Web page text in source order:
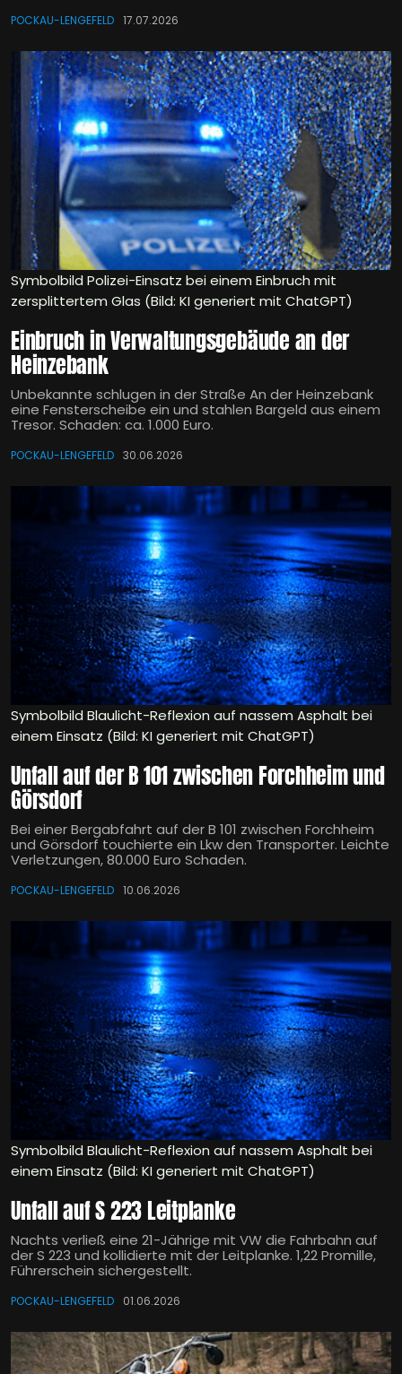
POCKAU-LENGEFELD 17.07.2026
Symbolbild Polizei-Einsatz bei einem Einbruch mit
zersplittertem Glas (Bild: KI generiert mit ChatGPT)
Einbruch in Verwaltungsgebäude an der
Heinzebank
Unbekannte schlugen in der Straße An der Heinzebank
eine Fensterscheibe ein und stahlen Bargeld aus einem
Tresor. Schaden: ca. 1.000 Euro.
POCKAU-LENGEFELD 30.06.2026
Symbolbild Blaulicht-Reflexion auf nassem Asphalt bei
einem Einsatz (Bild: KI generiert mit ChatGPT)
Unfall auf der B 101 zwischen Forchheim und
Görsdorf
Bei einer Bergabfahrt auf der B 101 zwischen Forchheim
und Görsdorf touchierte ein Lkw den Transporter. Leichte
Verletzungen, 80.000 Euro Schaden.
POCKAU-LENGEFELD 10.06.2026
Symbolbild Blaulicht-Reflexion auf nassem Asphalt bei
einem Einsatz (Bild: KI generiert mit ChatGPT)
Unfall auf S 223 Leitplanke
Nachts verließ eine 21-Jährige mit VW die Fahrbahn auf
der S 223 und kollidierte mit der Leitplanke. 1,22 Promille,
Führerschein sichergestellt.
POCKAU-LENGEFELD 01.06.2026